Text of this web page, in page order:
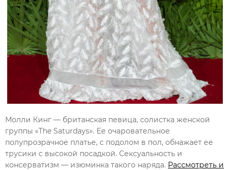
Молли Кинг — британская певица, солистка женской
группы «The Saturdays». Ее очаровательное
полупрозрачное платье, с подолом в пол, обнажает ее
трусики с высокой посадкой. Сексуальность и
консерватизм — изюминка такого наряда. Рассмотреть и